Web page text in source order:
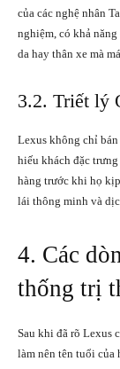
của các nghệ nhân
nghiệm, có khả
da hay thân xe mà
3.2. Triết lý
Lexus không chỉ
hiếu khách đặc
hàng trước khi họ
lái thông minh và
4. Các
thống trị
Sau khi đã rõ Lexus
làm nên tên tuổi của